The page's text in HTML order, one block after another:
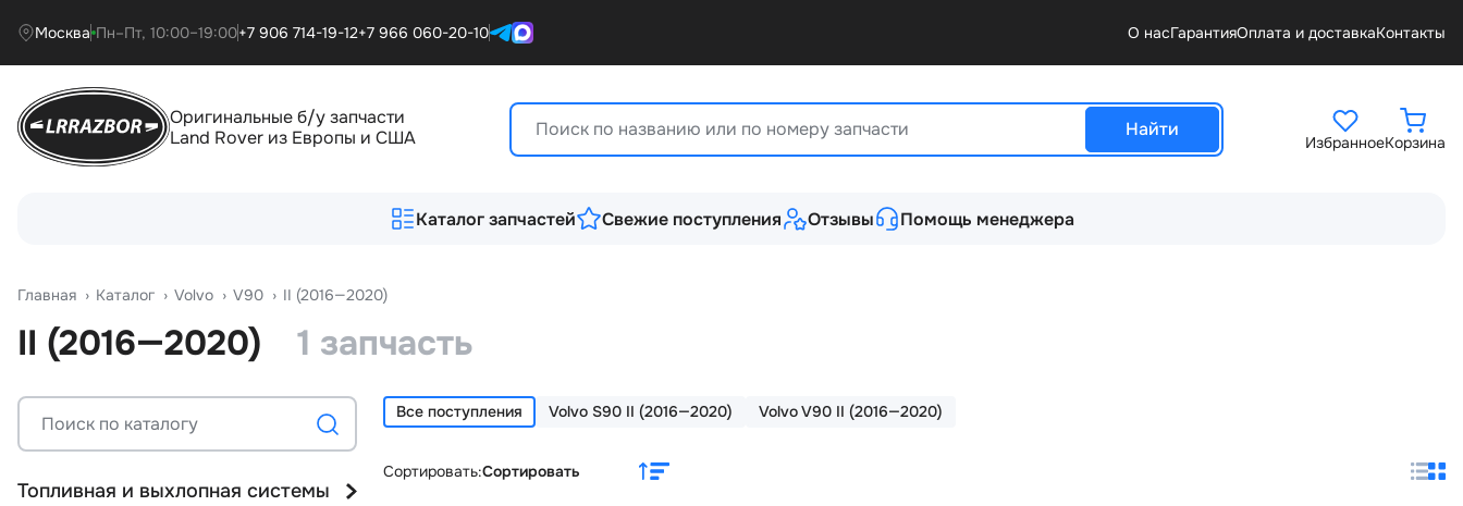
Москва Пн–Пт, 10:00–19:00+7 906 714-19-12+7 966 060-20-10 О насГарантияОплата и доставкаКонтакты
Оригинальные б/у запчасти
Land Rover из Европы и США
Найти
ИзбранноеКорзина
Каталог запчастей Свежие поступления Отзывы Помощь менеджера
Главная › Катало › Volvo › V90 › II (2016—2020)
II (2016—2020) 1 запчасть
Топливная и выхлопная системы
Все поступления Volvo S90 II (2016—2020) Volvo V90 II (2016—2020)
Сортировать:Сортировать